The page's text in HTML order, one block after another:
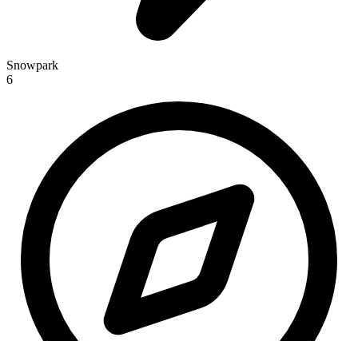
Snowpark
6